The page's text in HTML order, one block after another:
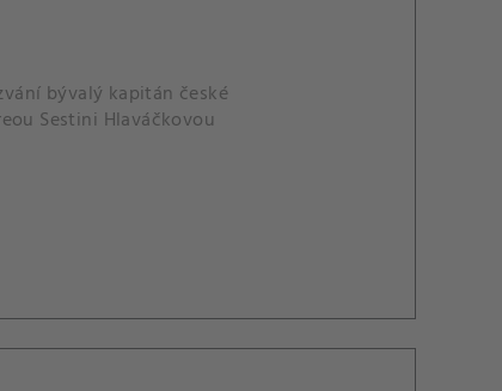
bývalý kapitán české
Sestini Hlaváčkovou